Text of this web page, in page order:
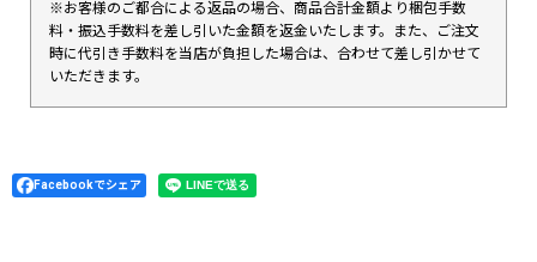
※お客様のご都合による返品の場合、商品合計金額より梱包手数
料・振込手数料を差し引いた金額を返金いたします。また、ご注文
時に代引き手数料を当店が負担した場合は、合わせて差し引かせて
いただきます。
Facebookでシェア